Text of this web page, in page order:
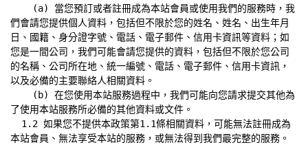
們會請您提供個人資料，包括但不限於您的姓名、姓名、出生年月
日、國籍、身分證字號、電話、電子郵件、信用卡資訊等資料；如
您是一間公司，我們可能會請您提供的資料，包括但不限於您公司
的名稱、公司所在地、統一編號、電話、電子郵件、信用卡資訊，
以及必備的主要聯絡人相關資料。
了使用本站服務所必備的其他資料或文件。
本站會員、無法享受本站的服務，或無法得到我們最完整的服務。